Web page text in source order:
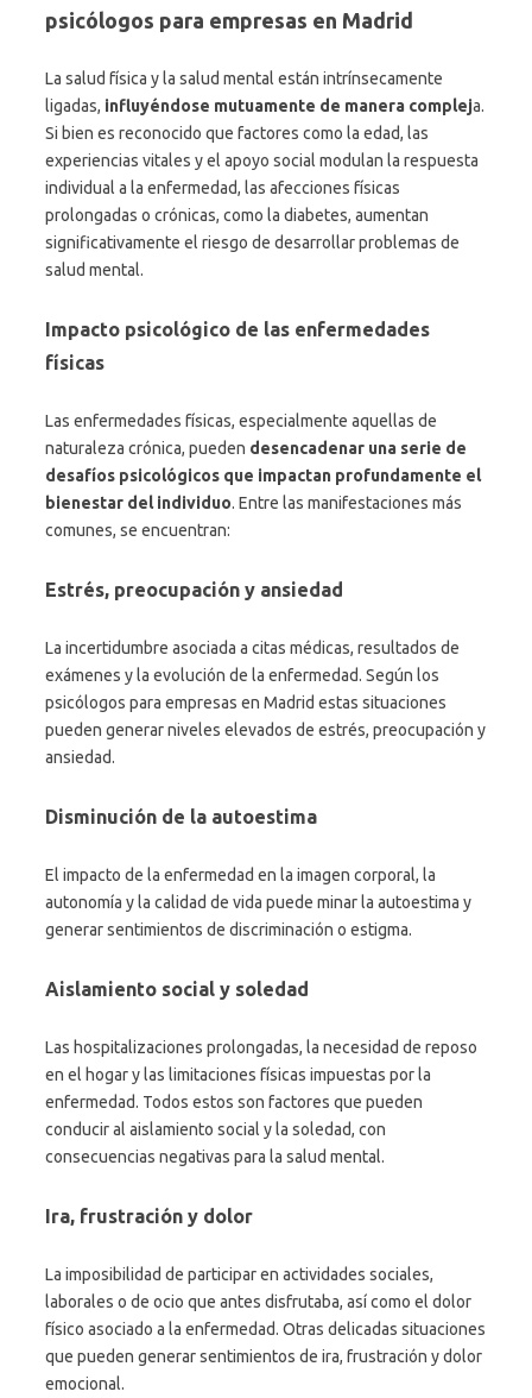
psicólogos para empresas en Madrid
La salud física y la salud mental están intrínsecamente
ligadas, influyéndose mutuamente de manera compleja.
Si bien es reconocido que factores como la edad, las
experiencias vitales y el apoyo social modulan la respuesta
individual a la enfermedad, las afecciones físicas
prolongadas o crónicas, como la diabetes, aumentan
significativamente el riesgo de desarrollar problemas de
salud mental.
Impacto psicológico de las enfermedades
físicas
Las enfermedades físicas, especialmente aquellas de
naturaleza crónica, pueden desencadenar una serie de
desafíos psicológicos que impactan profundamente el
bienestar del individuo. Entre las manifestaciones más
comunes, se encuentran:
Estrés, preocupación y ansiedad
La incertidumbre asociada a citas médicas, resultados de
exámenes y la evolución de la enfermedad. Según los
psicólogos para empresas en Madrid estas situaciones
pueden generar niveles elevados de estrés, preocupación y
ansiedad.
Disminución de la autoestima
El impacto de la enfermedad en la imagen corporal, la
autonomía y la calidad de vida puede minar la autoestima y
generar sentimientos de discriminación o estigma.
Aislamiento social y soledad
Las hospitalizaciones prolongadas, la necesidad de reposo
en el hogar y las limitaciones físicas impuestas por la
enfermedad. Todos estos son factores que pueden
conducir al aislamiento social y la soledad, con
consecuencias negativas para la salud mental.
Ira, frustración y dolor
La imposibilidad de participar en actividades sociales,
laborales o de ocio que antes disfrutaba, así como el dolor
físico asociado a la enfermedad. Otras delicadas situaciones
que pueden generar sentimientos de ira, frustración y dolor
emocional.